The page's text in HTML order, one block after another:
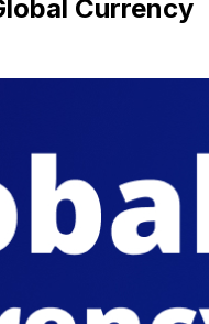
Currency